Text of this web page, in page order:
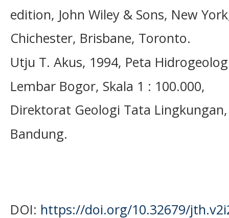
edition, John Wiley & Sons, New
Chichester, Brisbane, Toronto.
Utju T. Akus, 1994, Peta
Lembar Bogor, Skala 1 : 100.000,
Direktorat Geologi Tata Lingkungan,
Bandung.
DOI: https://doi.org/10.32679/